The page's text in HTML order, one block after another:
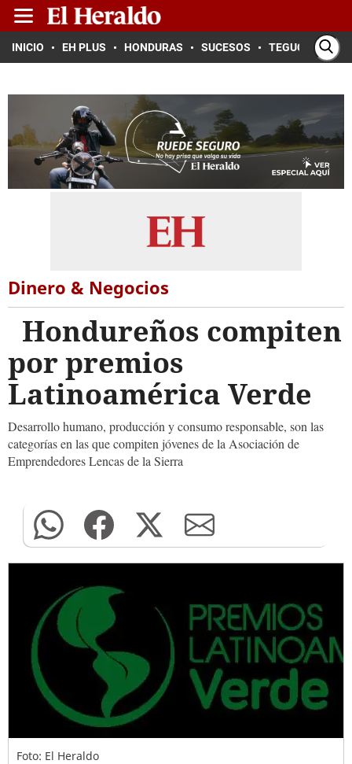
INICIO EH PLUS HONDURAS SUCESOS TEGUCIGALPA
Dinero & Negocios
Hondureños compiten
por premios
Latinoamérica Verde
Desarrollo humano, producción y consumo responsable, son las
categorías en las que compiten jóvenes de la Asociación de
Emprendedores Lencas de la Sierra
Foto: El Heraldo